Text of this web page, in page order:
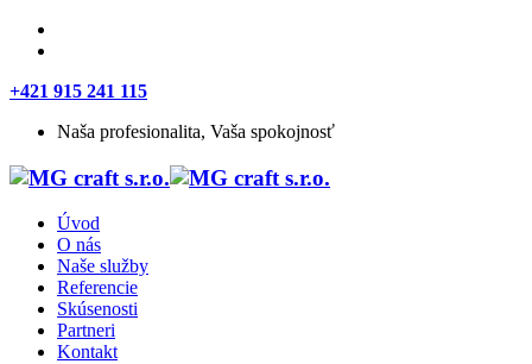
+421 915 241 115
Naša profesionalita, Vaša spokojnosť
Úvod
O nás
Naše služby
Referencie
Skúsenosti
Partneri
Kontakt